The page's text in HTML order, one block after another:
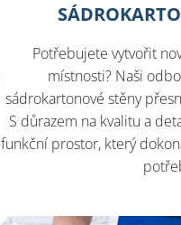
Potřebujete vytvořit
místnosti? Naši
sádrokartonové stěny
S důrazem na kvalitu a
funkční prostor, který